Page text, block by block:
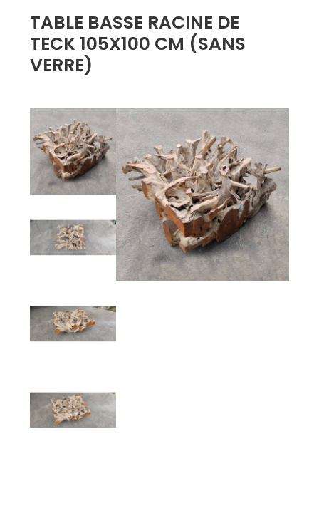
TABLE BASSE RACINE DE
TECK 105X100 CM (SANS
VERRE)